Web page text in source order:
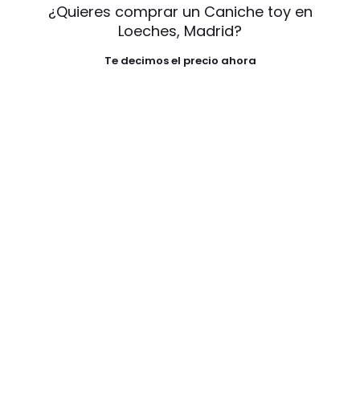
¿Quieres comprar un Caniche toy en
Loeches, Madrid?
Te decimos el precio ahora